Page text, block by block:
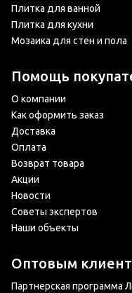
Плитка для ванной
Плитка для кухни
Мозаика для стен и пола
Помощь
О компании
Как оформить заказ
Доставка
Оплата
Возврат товара
Акции
Новости
Советы экспертов
Наши объекты
Оптовым
Партнерская программа